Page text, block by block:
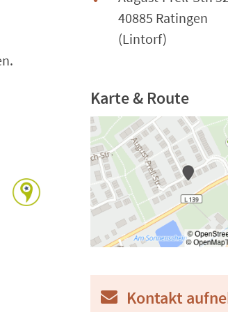
40885 Ratingen
(Lintorf)
Karte & Route
Kontakt